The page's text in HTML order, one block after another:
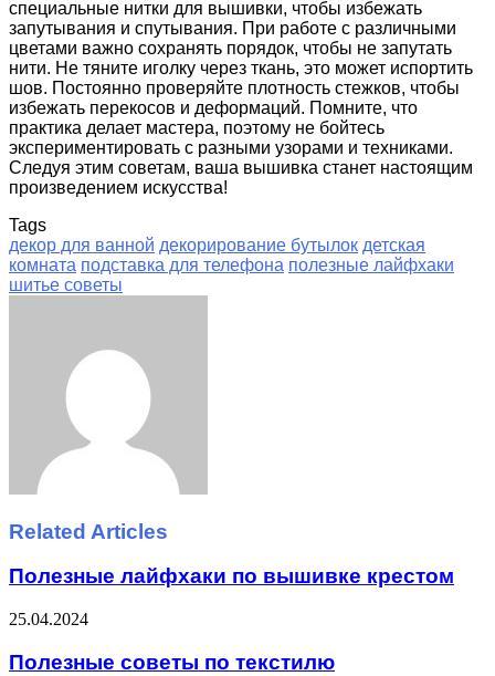
специальные нитки для вышивки, чтобы избежать
запутывания и спутывания. При работе с различными
цветами важно сохранять порядок, чтобы не запутать
нити. Не тяните иголку через ткань, это может испортить
шов. Постоянно проверяйте плотность стежков, чтобы
избежать перекосов и деформаций. Помните, что
практика делает мастера, поэтому не бойтесь
экспериментировать с разными узорами и техниками.
Следуя этим советам, ваша вышивка станет настоящим
произведением искусства!
Tags
декор для ванной декорирование бутылок детская
комната подставка для телефона полезные лайфхаки
шитье советы
Related Articles
Полезные лайфхаки по вышивке крестом
25.04.2024
Полезные советы по текстилю